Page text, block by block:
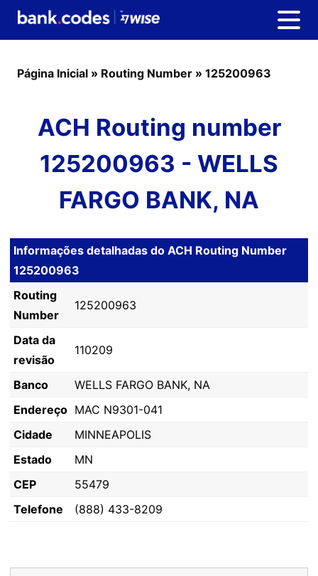
Página Inicial » Routing Number » 125200963
ACH Routing number
125200963 - WELLS
FARGO BANK, NA
Informações detalhadas do ACH Routing Number
125200963
Routing
Number
125200963
Data da
revisão
110209
Banco
WELLS FARGO BANK, NA
Endereço MAC N9301-041
Cidade
MINNEAPOLIS
Estado
MN
CEP
55479
Telefone
(888) 433-8209